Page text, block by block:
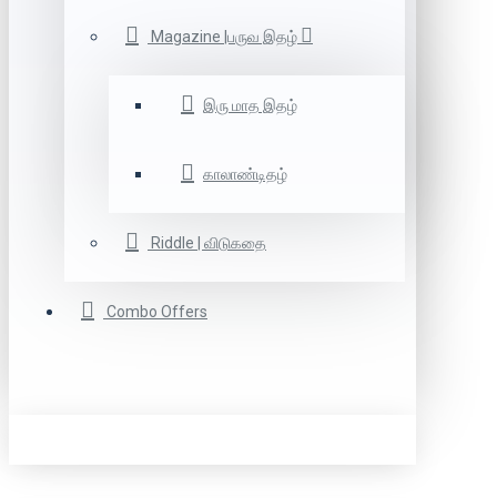
Magazine |பருவ இதழ்
இரு மாத இதழ்
காலாண்டிதழ்
Riddle | விடுகதை
Combo Offers